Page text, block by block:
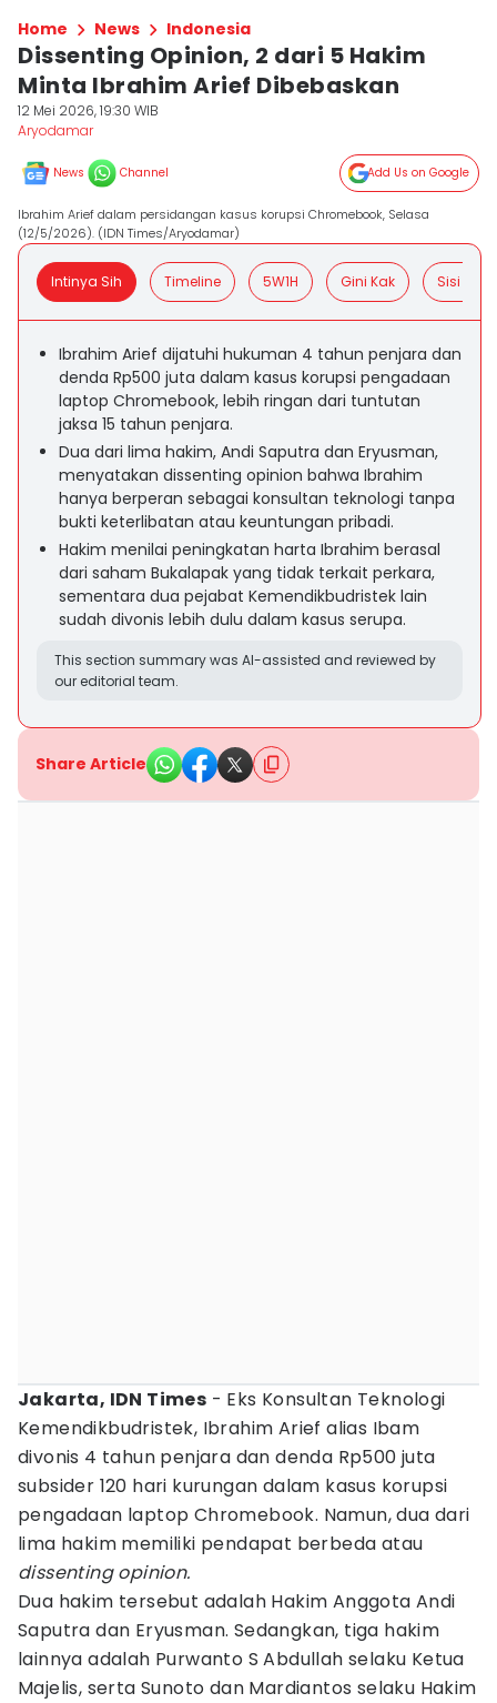
Home News Indonesia
Dissenting Opinion, 2 dari 5 Hakim
Minta Ibrahim Arief Dibebaskan
12 Mei 2026, 19:30 WIB
Aryodamar
News Channel Add Us on Google
Ibrahim Arief dalam persidangan kasus korupsi Chromebook, Selasa
(12/5/2026). (IDN Times/Aryodamar)
Intinya Sih Timeline 5W1H Gini Kak Sisi
Ibrahim Arief dijatuhi hukuman 4 tahun penjara dan
denda Rp500 juta dalam kasus korupsi pengadaan
laptop Chromebook, lebih ringan dari tuntutan
jaksa 15 tahun penjara.
Dua dari lima hakim, Andi Saputra dan Eryusman,
menyatakan dissenting opinion bahwa Ibrahim
hanya berperan sebagai konsultan teknologi tanpa
bukti keterlibatan atau keuntungan pribadi.
Hakim menilai peningkatan harta Ibrahim berasal
dari saham Bukalapak yang tidak terkait perkara,
sementara dua pejabat Kemendikbudristek lain
sudah divonis lebih dulu dalam kasus serupa.
This section summary was AI-assisted and reviewed by
our editorial team.
Share Article
Jakarta, IDN Times - Eks Konsultan Teknologi
Kemendikbudristek, Ibrahim Arief alias Ibam
divonis 4 tahun penjara dan denda Rp500 juta
subsider 120 hari kurungan dalam kasus korupsi
pengadaan laptop Chromebook. Namun, dua dari
lima hakim memiliki pendapat berbeda atau
dissenting opinion.
Dua hakim tersebut adalah Hakim Anggota Andi
Saputra dan Eryusman. Sedangkan, tiga hakim
lainnya adalah Purwanto S Abdullah selaku Ketua
Majelis, serta Sunoto dan Mardiantos selaku Hakim